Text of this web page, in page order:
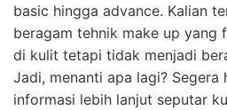
basic hingga advance. Kalian
beragam tehnik make up yang
di kulit tetapi tidak menjadi
Jadi, menanti apa lagi? Segera
informasi lebih lanjut seputar